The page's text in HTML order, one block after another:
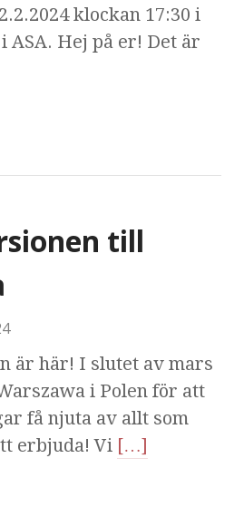
klockan 17:30 i
ASA. Hej på er! Det är
till
är här! I slutet av mars
i Polen för att
få njuta av allt som
erbjuda! Vi […]